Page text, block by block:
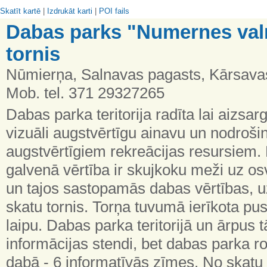
Skatīt kartē Izdrukāt karti POI fails
Dabas parks "Numernes
tornis
Nūmierņa, Salnavas pagasts,
Mob. tel. 371 29327265
Dabas parka teritorija radīta lai
vizuāli augstvērtīgu ainavu un
augstvērtīgiem rekreācijas resursiem.
galvenā vērtība ir skujkoku meži uz
un tajos sastopamās dabas vērtības,
skatu tornis. Torņa tuvumā ierīkota
laipu. Dabas parka teritorijā un ārpus
informācijas stendi, bet dabas parka
dabā - 6 informatīvās zīmes. No